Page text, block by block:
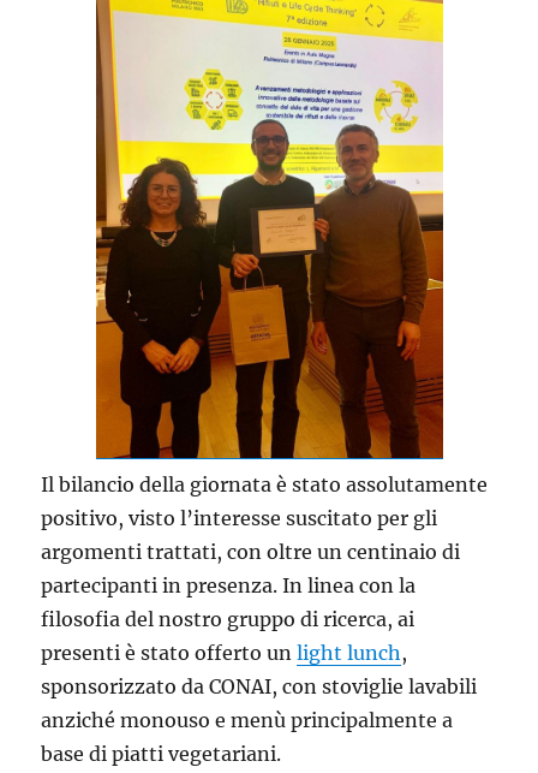
Il bilancio della giornata è stato assolutamente
positivo, visto l’interesse suscitato per gli
argomenti trattati, con oltre un centinaio di
partecipanti in presenza. In linea con la
filosofia del nostro gruppo di ricerca, ai
presenti è stato offerto unlight lunch ,
sponsorizzato da CONAI, con stoviglie lavabili
anziché monouso e menù principalmente a
base di piatti vegetariani.